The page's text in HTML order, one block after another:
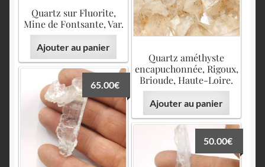
Quartz sur Fluorite,
Mine de Fontsante, Var.
Ajouter au panier
Quartz améthyste
encapuchonnée, Rigoux,
Brioude, Haute-Loire.
Ajouter au panier
65.00€
50.00€